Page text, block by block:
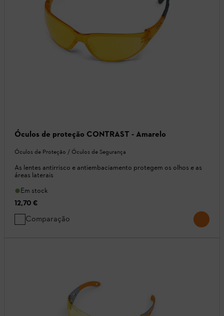
Óculos de proteção CONTRAST - Amarelo
Óculos de Proteção / Óculos de Segurança
As lentes antirrisco e antiembaciamento protegem os olhos e as
áreas laterais
Em stock
12,70 €
Comparação